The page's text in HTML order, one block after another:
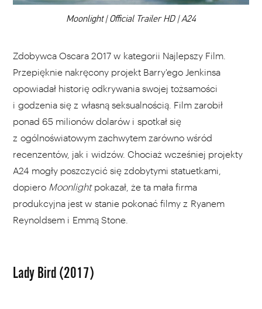
00:00Moonlight | Official Trailer HD | A24
Zdobywca Oscara 2017 w kategorii Najlepszy Film.
Przepięknie nakręcony projekt Barry'ego Jenkinsa
opowiadał historię odkrywania swojej tożsamości
i godzenia się z własną seksualnością. Film zarobił
ponad 65 milionów dolarów i spotkał się
z ogólnoświatowym zachwytem zarówno wśród
recenzentów, jak i widzów. Chociaż wcześniej projekty
A24 mogły poszczycić się zdobytymi statuetkami,
dopiero Moonlightpokazał, że ta mała firma
produkcyjna jest w stanie pokonać filmy z Ryanem
Reynoldsem i Emmą Stone.
Lady Bird (2017)